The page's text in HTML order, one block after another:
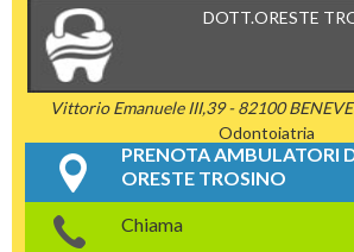
DOTT.ORESTE
Vittorio Emanuele III,39 - 82100
Odontoiatria
PRENOTA AMBULATORI
ORESTE TROSINO
Chiama